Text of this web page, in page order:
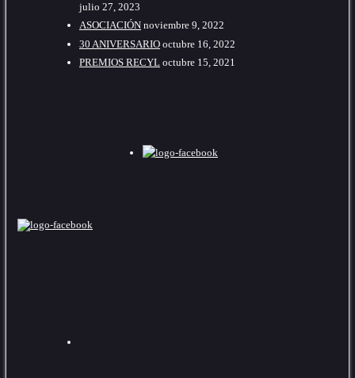
julio 27, 2023
ASOCIACIÓN noviembre 9, 2022
30 ANIVERSARIO octubre 16, 2022
PREMIOS RECYL octubre 15, 2021